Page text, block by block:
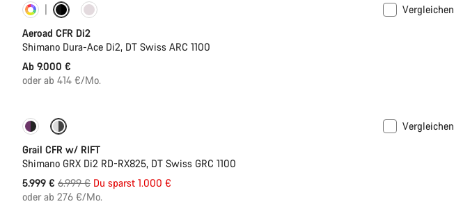
Konfigurieren
Vergleichen
Aeroad CFR Di2
Shimano Dura-Ace Di2, DT Swiss ARC 1100
Ab 9.000 €
oder ab 414 €/Mo.
-14%
Vergleichen
Grail CFR w/ RIFT
Shimano GRX Di2 RD-RX825, DT Swiss GRC 1100
5.999 € Ursprungspreis
6.999 € Du sparst 1.000 €
oder ab 276 €/Mo.